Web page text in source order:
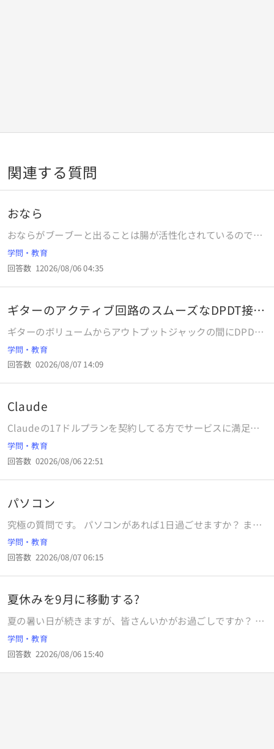
関連する質問
おなら
おならがブーブーと出ることは腸が活性化されているのでし
ょうか？
学問・教育
回答数 12026/08/06 04:35
ギターのアクティブ回路のスムーズなDPDT接続
法
ギターのボリュームからアウトプットジャックの間にDPDT
スイッチを挟み込んでアクティブミッドブースト回路をオン
オフできるようにしたいと考えています。このときどのよう
な接続をすればポップノイズの無いスムーズな切り替えがで
きるでしょうか。
学問・教育
回答数 02026/08/07 14:09
Claude
Claudeの17ドルプランを契約してる方でサービスに満足し
学問・教育
回答数 02026/08/06 22:51
パソコン
究極の質問です。 パソコンがあれば1日過ごせますか？ ま
た、上手い使い方を教えてください。
学問・教育
回答数 22026/08/07 06:15
夏休みを9月に移動する?
夏の暑い日が続きますが、皆さんいかがお過ごしですか？ あ
まりにも暑いので、熱中症対策の観点から高校野球の７回制
が議論になっていますが、夏に屋外でスポーツをすることは
危険だ、という認識になりつつありますね。 子どもたちにと
っては、長期間の夏休みに大きな大会が行われるのは仕方の
学問・教育
回答数 22026/08/06 15:40